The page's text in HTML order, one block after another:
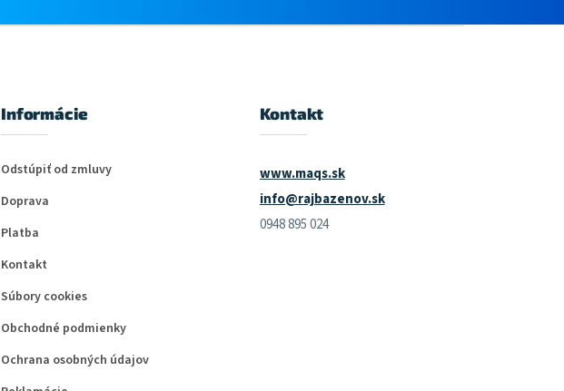
Informácie
Odstúpiť od zmluvy
Doprava
Platba
Kontakt
Súbory cookies
Obchodné podmienky
Ochrana osobných údajov
Kontakt
www.maqs.sk
info@rajbazenov.sk
0948 895 024